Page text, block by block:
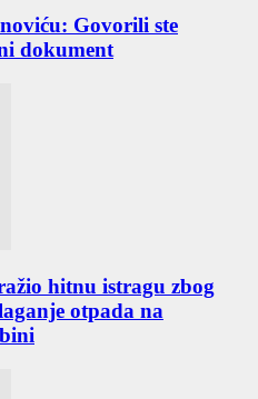
Govorili ste
dokument
hitnu istragu zbog
otpada na